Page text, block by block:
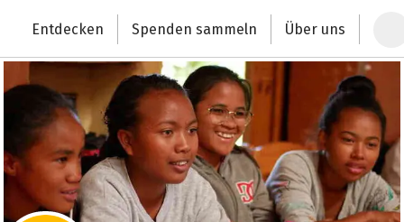
Deutschlands größte Spendenplattform
Entdecken Spenden sammeln Über uns